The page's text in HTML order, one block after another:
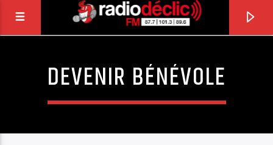
RADIO DÉCLIC
VOTRE RADIO ASSOCIATIVE EN TERRES DE
DEVENIR BÉNÉVOLE